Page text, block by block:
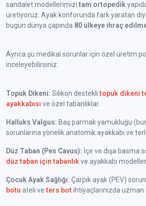
sandalet modellerimizi tam ortopedik
üretiyoruz. Ayak konforunda fark yaratan
bugün dünya çapında 80 ülkeye ihraç
Ayrıca şu medikal sorunlar için özel üretim
inceleyebilirsiniz:
Topuk Dikeni: Silikon desteklitopuk dikeni
ayakkabısı ve özel tabanlıklar.
Halluks Valgus: Baş parmak yamukluğu
sorunlarına yönelik anatomik ayakkabı ve
Düz Taban (Pes Cavus): İçe ve dışa basma
düz taban için tabanlıkve ayakkabı
Çocuk Ayak Sağlığı: Çarpık ayak (PEV)
botu ateli veters botihtiyaçlarınızda uzman